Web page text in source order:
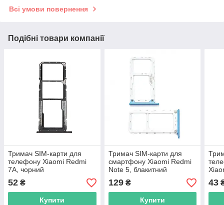
Всі умови повернення
Подібні товари компанії
Тримач SIM-карти для
телефону Xiaomi Redmi
7A, чорний
52 ₴
Купити
Тримач SIM-карти для
смартфону Xiaomi Redmi
Note 5, блакитний
129₴
Купити
43